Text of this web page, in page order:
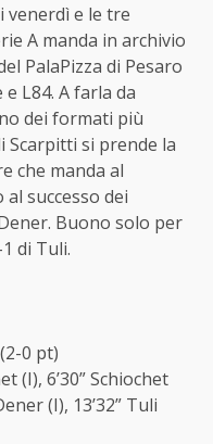
venerdì e le tre
A manda in archivio
PalaPizza di Pesaro
L84. A farla da
dei formati più
Scarpitti si prende la
che manda al
successo dei
Buono solo per
di Tuli.
(2-0 pt)
(I), 6’30” Schiochet
(I), 13’32” Tuli